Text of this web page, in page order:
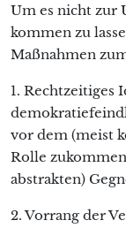
Um es nicht zur
kommen zu
Maßnahmen
1. Rechtzeitiges
vor dem (meist
Rolle
abstrakten)
2. Vorrang der